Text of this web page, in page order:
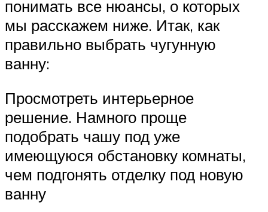
понимать все нюансы, о которых
мы расскажем ниже. Итак, как
правильно выбрать чугунную
ванну:
Просмотреть интерьерное
решение. Намного проще
подобрать чашу под уже
имеющуюся обстановку комнаты,
чем подгонять отделку под новую
ванну